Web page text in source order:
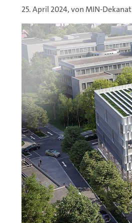
25. April 2024, von MIN-Dekanat